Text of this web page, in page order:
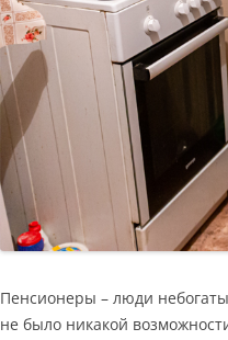
Пенсионеры – люди
не было никакой